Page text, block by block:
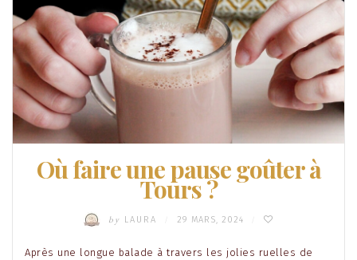
Où faire une pause goûter à
Tours ?
by LAURA 29 MARS, 2024
Après une longue balade à travers les jolies ruelles de